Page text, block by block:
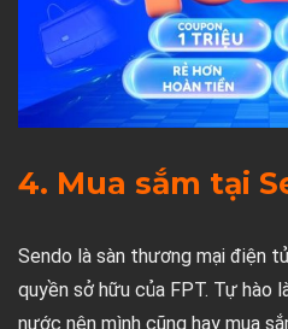
4. Mua sắm tại
Sendo là sàn thương mại điện
quyền sở hữu của FPT. Tự hào
nước nên mình cũng hay mua